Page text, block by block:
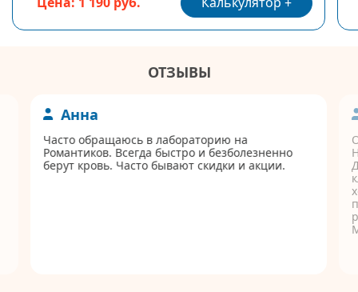
ОТЗЫВЫ
Анна
Часто обращаюсь в лабораторию на
Романтиков. Всегда быстро и безболезненно
берут кровь. Часто бывают скидки и акции.